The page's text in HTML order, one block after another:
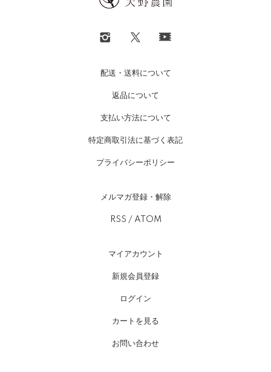
配送・送料について
返品について
支払い方法について
特定商取引法に基づく表記
プライバシーポリシー
メルマガ登録・解除
RSS / ATOM
マイアカウント
新規会員登録
ログイン
カートを見る
お問い合わせ